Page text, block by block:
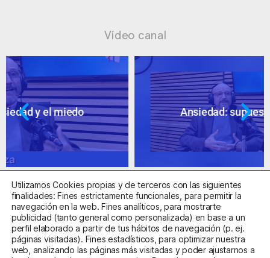
Vídeo canal
Ansiedad: supuestos cuestionables
Centro Sanitario Autorizado con el código E08737002
Utilizamos Cookies propias y de terceros con las siguientes
finalidades: Fines estrictamente funcionales, para permitir la
navegación en la web. Fines analíticos, para mostrarte
publicidad (tanto general como personalizada) en base a un
perfil elaborado a partir de tus hábitos de navegación (p. ej.
páginas visitadas). Fines estadísticos, para optimizar nuestra
web, analizando las páginas más visitadas y poder ajustarnos a